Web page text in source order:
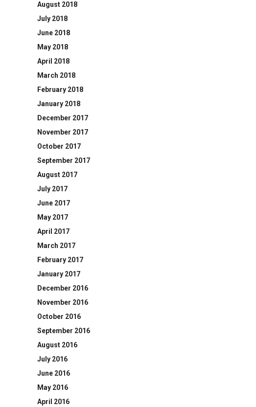
August 2018
July 2018
June 2018
May 2018
April 2018
March 2018
February 2018
January 2018
December 2017
November 2017
October 2017
September 2017
August 2017
July 2017
June 2017
May 2017
April 2017
March 2017
February 2017
January 2017
December 2016
November 2016
October 2016
September 2016
August 2016
July 2016
June 2016
May 2016
April 2016